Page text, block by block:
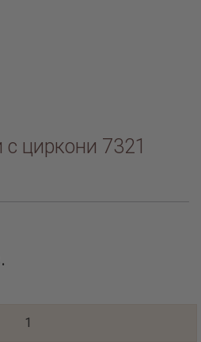
циркони 7321